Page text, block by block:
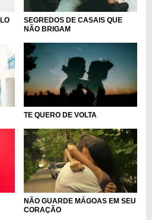
SEGREDOS DE CASAIS QUE
NÃO BRIGAM
TE QUERO DE VOLTA
NÃO GUARDE MÁGOAS EM SEU
CORAÇÃO